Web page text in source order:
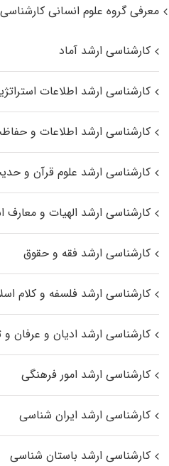
معرفی گروه علوم انسانی
کارشناسی ارشد آماد
کارشناسی ارشد اطلاعات
کارشناسی ارشد اطلاعات و
کارشناسی ارشد علوم قرآن و
کارشناسی ارشد الهیات و
کارشناسی ارشد فقه و حقوق
کارشناسی ارشد فلسفه و کلام
کارشناسی ارشد ادیان و عرفان
کارشناسی ارشد امور فرهنگی
کارشناسی ارشد ایران شناسی
کارشناسی ارشد باستان شناسی